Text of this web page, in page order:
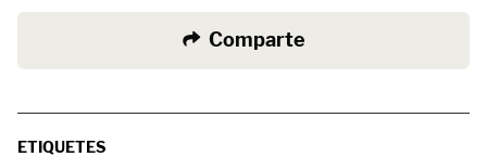
Comparte
ETIQUETES